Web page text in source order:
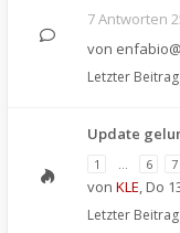
7 Antworten
von
Letzter
Update
1 … 6 7
von KLE, Do
Letzter